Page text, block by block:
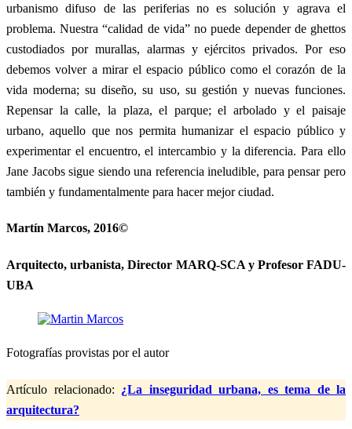
urbanismo difuso de las periferias no es solución y agrava el
problema. Nuestra “calidad de vida” no puede depender de ghettos
custodiados por murallas, alarmas y ejércitos privados. Por eso
debemos volver a mirar el espacio público como el corazón de la
vida moderna; su diseño, su uso, su gestión y nuevas funciones.
Repensar la calle, la plaza, el parque; el arbolado y el paisaje
urbano, aquello que nos permita humanizar el espacio público y
experimentar el encuentro, el intercambio y la diferencia. Para ello
Jane Jacobs sigue siendo una referencia ineludible, para pensar pero
también y fundamentalmente para hacer mejor ciudad.
Martín Marcos, 2016©
Arquitecto, urbanista, Director MARQ-SCA y Profesor FADU-
UBA
Fotografías provistas por el autor
Artículo relacionado: ¿La inseguridad urbana, es tema de la
arquitectura?